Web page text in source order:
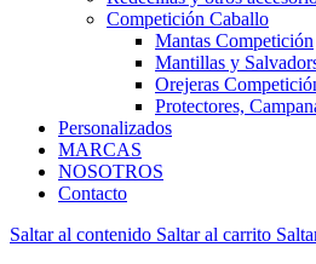
Competición Caballo
Mantas Competición
Mantillas y
Orejeras
Protectores,
Personalizados
MARCAS
NOSOTROS
Contacto
Saltar al contenido Saltar al carrito